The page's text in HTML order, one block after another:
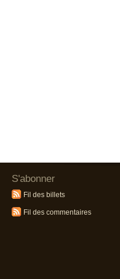
S'abonner
Fil des billets
Fil des commentaires